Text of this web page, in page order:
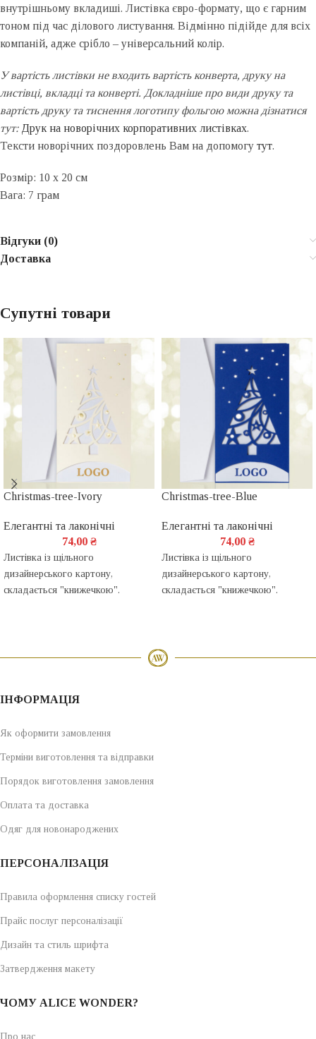
внутрішньому вкладиші. Листівка євро-формату, що є гарним
тоном під час ділового листування. Відмінно підійде для всіх
компаній, адже срібло – універсальний колір.
У вартість листівки не входить вартість конверта, друку на
листівці, вкладці та конверті. Докладніше про види друку та
вартість друку та тиснення логотипу фольгою можна дізнатися
тут: Друк на новорічних корпоративних листівках.
Тексти новорічних поздоровлень Вам на допомогу тут.
Розмір: 10 х 20 см
Вага: 7 грам
Відгуки (0)
Доставка
Супутні товари
Christmas-tree-Ivory
Елегантні та лаконічні
74,00 ₴
Листівка із щільного
дизайнерського картону,
складається "книжечкою".
Christmas-tree-Blue
Елегантні та лаконічні
74,00 ₴
Листівка із щільного
дизайнерського картону,
складається "книжечкою".
ІНФОРМАЦІЯ
Як оформити замовлення
Терміни виготовлення та відправки
Порядок виготовлення замовлення
Оплата та доставка
Одяг для новонароджених
ПЕРСОНАЛІЗАЦІЯ
Правила оформлення списку гостей
Прайс послуг персоналізації
Дизайн та стиль шрифта
Затвердження макету
ЧОМУ ALICE WONDER?
Про нас